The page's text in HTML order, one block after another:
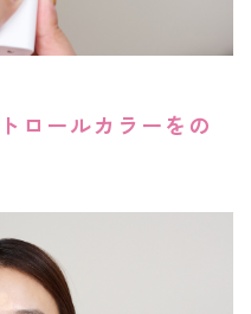
ロールカラーをの